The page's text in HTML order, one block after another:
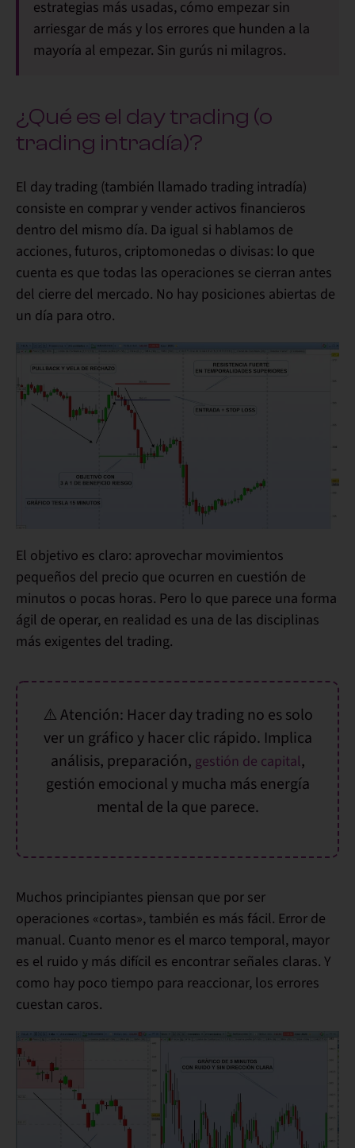
estrategias más usadas, cómo empezar sin
arriesgar de más y los errores que hunden a la
mayoría al empezar. Sin gurús ni milagros.
¿Qué es el day trading (o
trading intradía)?
El day trading (también llamado trading intradía)
consiste en comprar y vender activos financieros
dentro del mismo día. Da igual si hablamos de
acciones, futuros, criptomonedas o divisas: lo que
cuenta es que todas las operaciones se cierran antes
del cierre del mercado. No hay posiciones abiertas de
un día para otro.
El objetivo es claro: aprovechar movimientos
pequeños del precio que ocurren en cuestión de
minutos o pocas horas. Pero lo que parece una forma
ágil de operar, en realidad es una de las disciplinas
más exigentes del trading.
⚠️ Atención: Hacer day trading no es solo
ver un gráfico y hacer clic rápido. Implica
análisis, preparación, gestión de capital,
gestión emocional y mucha más energía
mental de la que parece.
Muchos principiantes piensan que por ser
operaciones «cortas», también es más fácil. Error de
manual. Cuanto menor es el marco temporal, mayor
es el ruido y más difícil es encontrar señales claras. Y
como hay poco tiempo para reaccionar, los errores
cuestan caros.